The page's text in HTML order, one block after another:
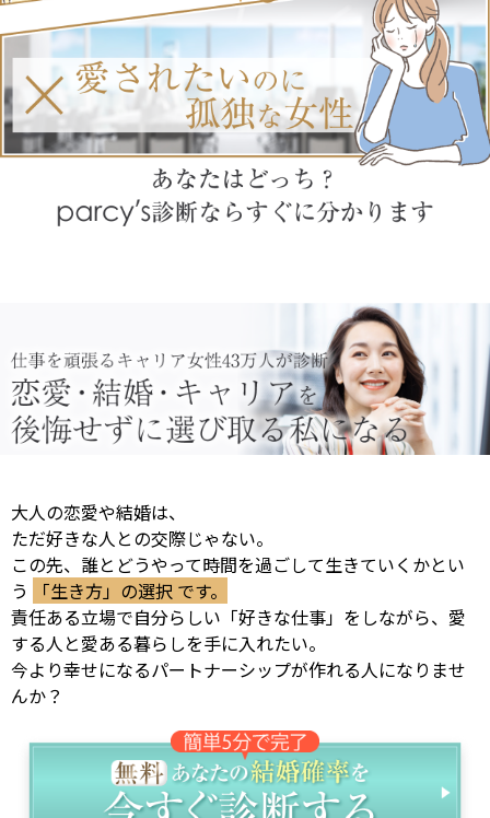
大人の恋愛や結婚は、
ただ好きな人との交際じゃない。
この先、誰とどうやって時間を過ごして生きていくかとい
う
「生き方」の選択 です。
責任ある立場で自分らしい「好きな仕事」をしながら、愛
する人と愛ある暮らしを手に入れたい。
今より幸せになるパートナーシップが作れる人になりませ
んか？